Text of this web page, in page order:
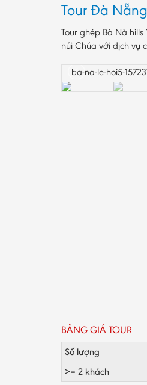
Tour Đà
Tour ghép Bà Nà
núi Chúa với dịch vụ
BẢNG GIÁ TOUR
Số lượng
>= 2 khách